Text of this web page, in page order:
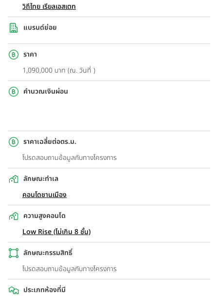
วิถีไทย เรียลเอสเตท
แบรนด์ย่อย
ราคา
1,090,000 บาท (ณ. วันที่ )
คำนวณเงินผ่อน
ราคาเฉลี่ยต่อตร.ม.
โปรดสอบถามข้อมูลกับทางโครงการ
ลักษณะทำเล
คอนโดชานเมือง
ความสูงคอนโด
Low Rise (ไม่เกิน 8 ชั้น)
ลักษณะกรรมสิทธิ์
โปรดสอบถามข้อมูลกับทางโครงการ
ประเภทห้องที่มี